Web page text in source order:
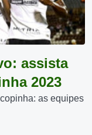
assista
2023
as equipes